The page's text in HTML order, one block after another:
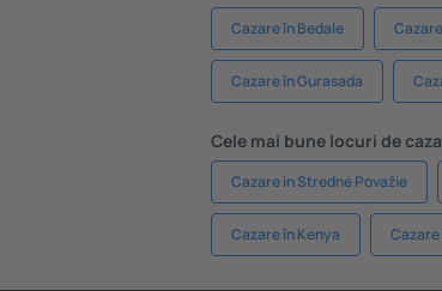
Cazare în Bedale
Cazare în Gurasada
Cele mai bune locuri de
Cazare in Stredné Považie
Cazare în Kenya Cazare